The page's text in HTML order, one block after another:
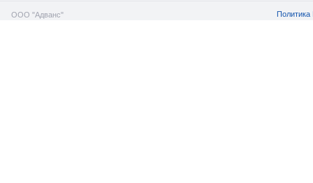
ООО "Адванс" Политика